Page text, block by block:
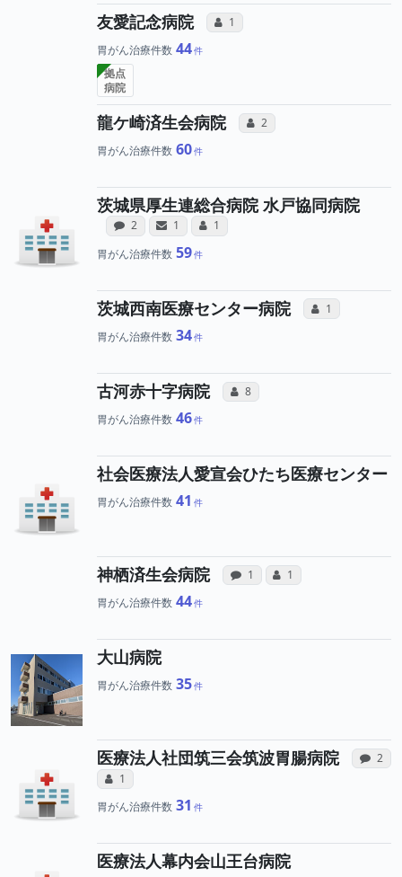
友愛記念病院 コミュニケーション・タイプ（合算
1 所属医師へのコミュニ
胃がん治療件数 44
拠点
病院
龍ケ崎済生会病院 コミュニケーション・タイプ
2 所属医師へのコミ
胃がん治療件数 60
茨城県厚生連総合病院 水戸協同病院
感想投稿（合算）
2 病院への声と、所属医師への患者さん
サンキューレター（合算）
1 病院と、所属医師へのサンキュ
コミュニケーション・タイプ（合算）
1 所属医師へのコミュニケ
胃がん治療件数 59
茨城西南医療センター病院 コミュニケーシ
1 所属医師
胃がん治療件数 34
古河赤十字病院 コミュニケーション・タイプ（合
8 所属医師へのコミュ
胃がん治療件数 46
社会医療法人愛宣会ひたち医療センター
胃がん治療件数 41
神栖済生会病院 感想投稿（合算）
1 病院への声と、所属
コミュニケーション・
1 所属医師への
胃がん治療件数 44
大山病院
胃がん治療件数 35
医療法人社団筑三会筑波胃腸病院 感想
2
コミュニケーション・タイプ（合算）
1 所属医師へのコミュニケーション・タイ
胃がん治療件数 31
医療法人幕内会山王台病院